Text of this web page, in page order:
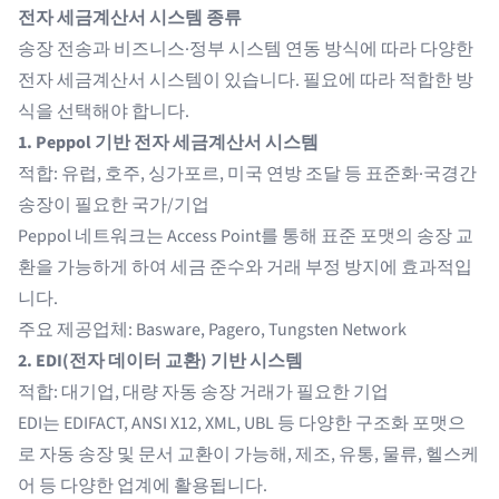
전자 세금계산서 시스템 종류
송장 전송과 비즈니스·정부 시스템 연동 방식에 따라 다양한
전자 세금계산서 시스템이 있습니다. 필요에 따라 적합한 방
식을 선택해야 합니다.
1. Peppol 기반 전자 세금계산서 시스템
적합: 유럽, 호주, 싱가포르, 미국 연방 조달 등 표준화·국경간
송장이 필요한 국가/기업
Peppol 네트워크는 Access Point를 통해 표준 포맷의 송장 교
환을 가능하게 하여 세금 준수와 거래 부정 방지에 효과적입
니다.
주요 제공업체: Basware, Pagero, Tungsten Network
2. EDI(전자 데이터 교환) 기반 시스템
적합: 대기업, 대량 자동 송장 거래가 필요한 기업
EDI는 EDIFACT, ANSI X12, XML, UBL 등 다양한 구조화 포맷으
로 자동 송장 및 문서 교환이 가능해, 제조, 유통, 물류, 헬스케
어 등 다양한 업계에 활용됩니다.